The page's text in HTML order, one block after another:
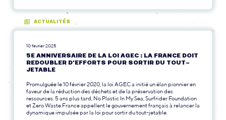
ACTUALITÉS
10 février 2025
5E ANNIVERSAIRE DE LA LOI AGEC : LA FRANCE DOIT
REDOUBLER D’EFFORTS POUR SORTIR DU TOUT-
JETABLE
Promulguée le 10 février 2020, la loi AGEC a initié un élan pionnier en
faveur de la réduction des déchets et de la préservation des
ressources. 5 ans plus tard, No Plastic In My Sea, Surfrider Foundation
et Zero Waste France appellent le gouvernement français à relancer la
dynamique impulsée par la loi pour sortir du tout-jetable.